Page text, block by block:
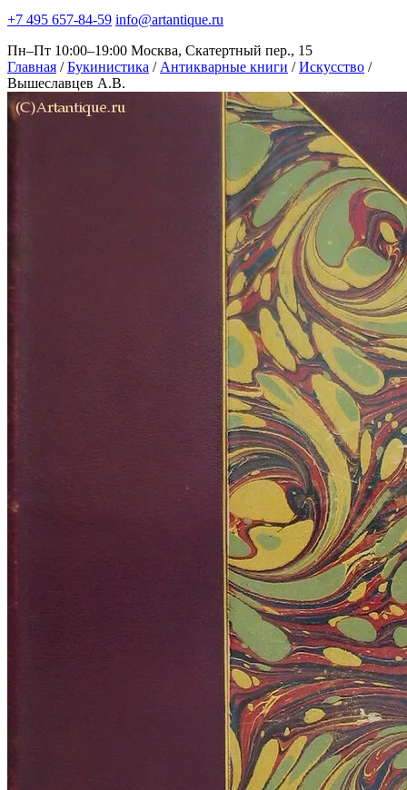
+7 495 657-84-59 info@artantique.ru
Пн–Пт 10:00–19:00 Москва, Скатертный пер., 15
Главная / Букинистика / Антикварные книги / Искусство /
Вышеславцев А.В.